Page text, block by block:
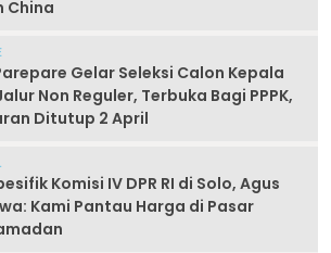
China
Gelar Seleksi Calon Kepala
Non Reguler, Terbuka Bagi PPPK,
Ditutup 2 April
Komisi IV DPR RI di Solo, Agus
Kami Pantau Harga di Pasar